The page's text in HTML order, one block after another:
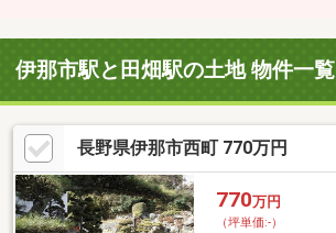
伊那市駅と田畑駅の土地 物件一覧
長野県伊那市西町 770万円
770万円
（坪単価:-）